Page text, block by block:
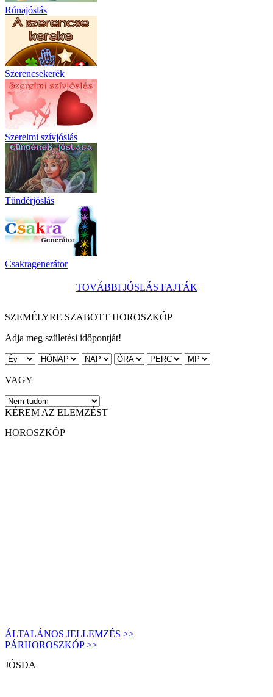
Rúnajóslás
Szerencsekerék
Szerelmi szívjóslás
Tündérjóslás
Csakragenerátor
TOVÁBBI JÓSLÁS FAJTÁK
SZEMÉLYRE SZABOTT HOROSZKÓP
Adja meg születési időpontját!
VAGY
KÉREM AZ ELEMZÉST
HOROSZKÓP
ÁLTALÁNOS JELLEMZÉS >>
PÁRHOROSZKÓP >>
JÓSDA